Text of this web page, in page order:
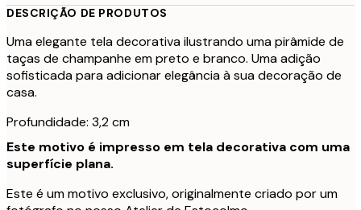
DESCRIÇÃO DE PRODUTOS
Uma elegante tela decorativa ilustrando uma pirâmide de
taças de champanhe em preto e branco. Uma adição
sofisticada para adicionar elegância à sua decoração de
casa.
Profundidade: 3,2 cm
Este motivo é impresso em tela decorativa com uma
superfície plana.
Este é um motivo exclusivo, originalmente criado por um